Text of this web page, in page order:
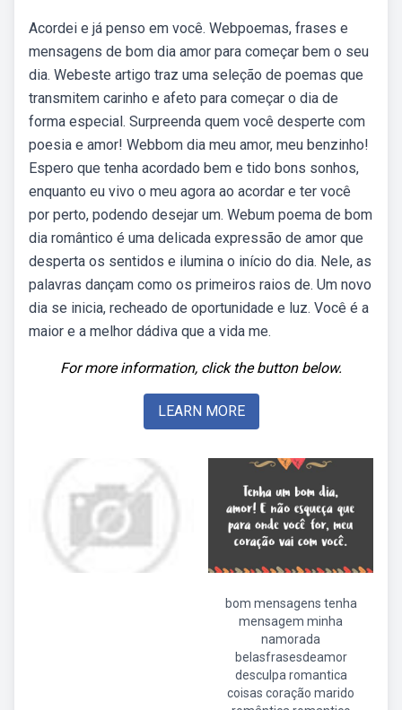
Acordei e já penso em você. Webpoemas, frases e
mensagens de bom dia amor para começar bem o seu
dia. Webeste artigo traz uma seleção de poemas que
transmitem carinho e afeto para começar o dia de
forma especial. Surpreenda quem você desperte com
poesia e amor! Webbom dia meu amor, meu benzinho!
Espero que tenha acordado bem e tido bons sonhos,
enquanto eu vivo o meu agora ao acordar e ter você
por perto, podendo desejar um. Webum poema de bom
dia romântico é uma delicada expressão de amor que
desperta os sentidos e ilumina o início do dia. Nele, as
palavras dançam como os primeiros raios de. Um novo
dia se inicia, recheado de oportunidade e luz. Você é a
maior e a melhor dádiva que a vida me.
For more information, click the button below.
LEARN MORE
bom mensagens tenha
mensagem minha
namorada
belasfrasesdeamor
desculpa romantica
coisas coração marido